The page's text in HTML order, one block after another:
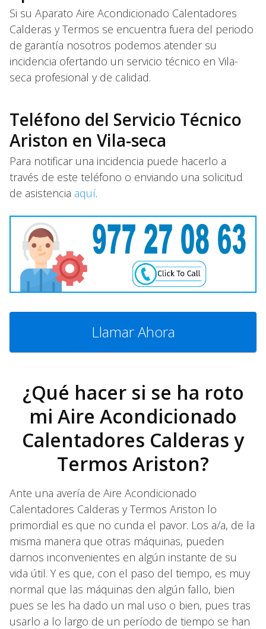
Si su Aparato Aire Acondicionado Calentadores
Calderas y Termos se encuentra fuera del periodo
de garantía nosotros podemos atender su
incidencia ofertando un servicio técnico en Vila-
seca profesional y de calidad.
Teléfono del Servicio Técnico
Ariston en Vila-seca
Para notificar una incidencia puede hacerlo a
través de este teléfono o enviando una solicitud
de asistencia aquí.
Llamar Ahora
¿Qué hacer si se ha roto
mi Aire Acondicionado
Calentadores Calderas y
Termos Ariston?
Ante una avería de Aire Acondicionado
Calentadores Calderas y Termos Ariston lo
primordial es que no cunda el pavor. Los a/a, de la
misma manera que otras máquinas, pueden
darnos inconvenientes en algún instante de su
vida útil. Y es que, con el paso del tiempo, es muy
normal que las máquinas den algún fallo, bien
pues se les ha dado un mal uso o bien, pues tras
usarlo a lo largo de un período de tiempo se han